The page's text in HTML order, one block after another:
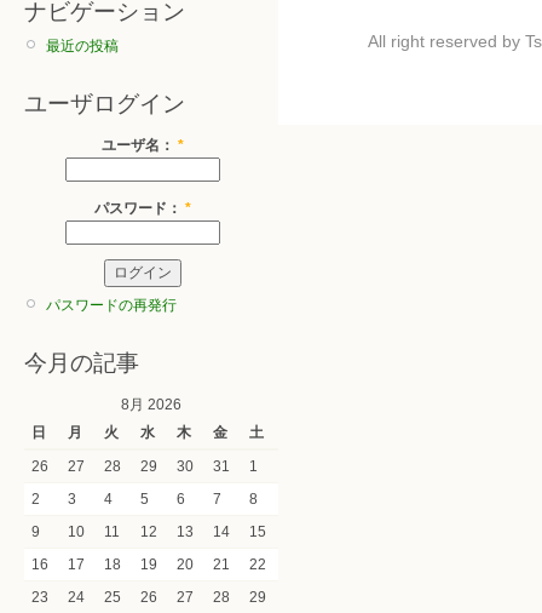
ナビゲーション
最近の投稿
ユーザログイン
ユーザ名： *
パスワード： *
パスワードの再発行
今月の記事
8月 2026
日
月 火 水 木 金
土
26
27 28 29 30 31
1
2
3 4 5 6 7
8
9
10 11 12 13 14
15
16
17 18 19 20 21
22
23
24 25 26 27 28
29
All right reserved by